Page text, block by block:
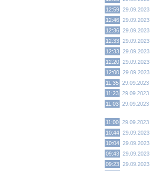
12:59 29.09.2023
12:46 29.09.2023
12:36 29.09.2023
12:33 29.09.2023
12:33 29.09.2023
12:20 29.09.2023
12:00 29.09.2023
11:35 29.09.2023
11:23 29.09.2023
11:03 29.09.2023
11:00 29.09.2023
10:44 29.09.2023
10:04 29.09.2023
09:43 29.09.2023
09:23 29.09.2023